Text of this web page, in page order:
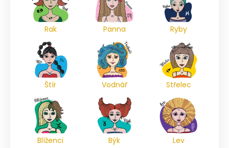
Rak Panna Ryby
Štír Vodnář Střelec
Blíženci Býk Lev